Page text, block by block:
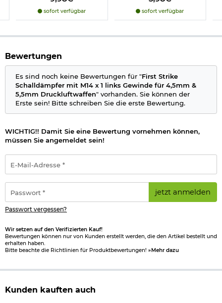
sofort verfügbar sofort verfügbar
Bewertungen
Es sind noch keine Bewertungen für "First Strike
Schalldämpfer mit M14 x 1 links Gewinde für 4,5mm &
5,5mm Druckluftwaffen" vorhanden. Sie können der
Erste sein! Bitte schreiben Sie die erste Bewertung.
WICHTIG!! Damit Sie eine Bewertung vornehmen können,
müssen Sie angemeldet sein!
Mail-
Adresse
*
jetzt anmelden
Passwort vergessen?
Wir setzen auf den Verifizierten Kauf!
Bewertungen können nur von Kunden erstellt werden, die den Artikel bestellt und
erhalten haben.
Bitte beachte die Richtlinien für Produktbewertungen! »Mehr dazu
Kunden kauften auch